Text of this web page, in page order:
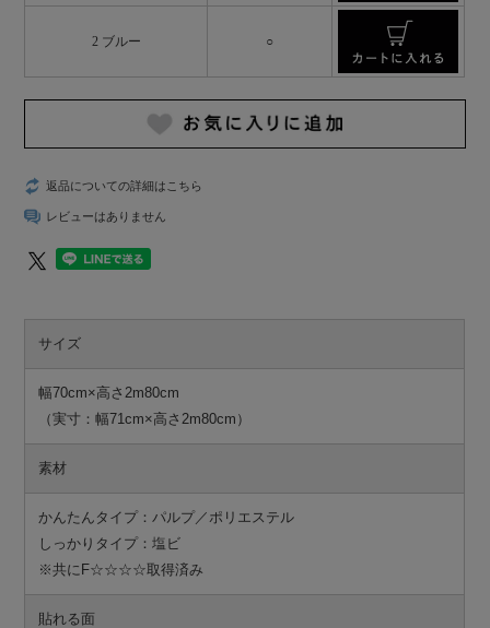
2 ブルー ○
返品についての詳細はこちら
レビューはありません
サイズ
幅70cm×高さ2m80cm
（実寸：幅71cm×高さ2m80cm）
素材
かんたんタイプ：パルプ／ポリエステル
しっかりタイプ：塩ビ
※共にF☆☆☆☆取得済み
貼れる面